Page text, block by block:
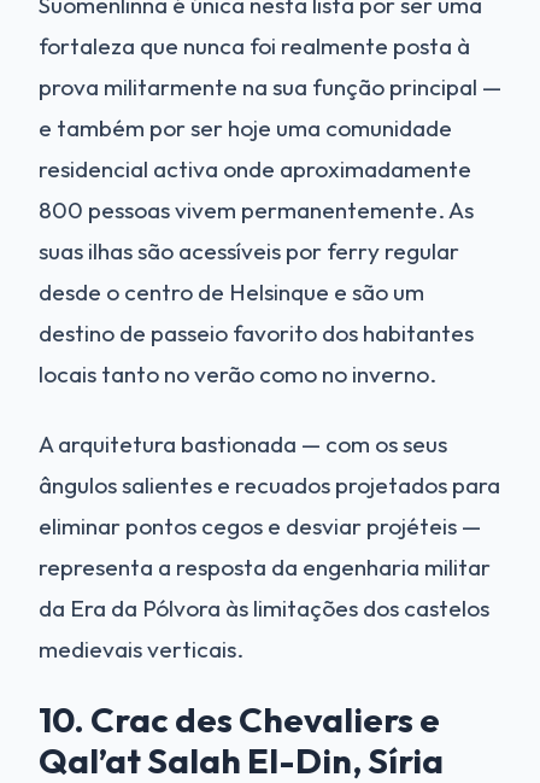
fortaleza que nunca foi realmente posta à
prova militarmente na sua função principal —
e também por ser hoje uma comunidade
residencial activa onde aproximadamente
800 pessoas vivem permanentemente. As
suas ilhas são acessíveis por ferry regular
desde o centro de Helsinque e são um
destino de passeio favorito dos habitantes
locais tanto no verão como no inverno.
A arquitetura bastionada — com os seus
ângulos salientes e recuados projetados para
eliminar pontos cegos e desviar projéteis —
representa a resposta da engenharia militar
da Era da Pólvora às limitações dos castelos
medievais verticais.
10. Crac des Chevaliers e
Qal’at Salah El-Din, Síria